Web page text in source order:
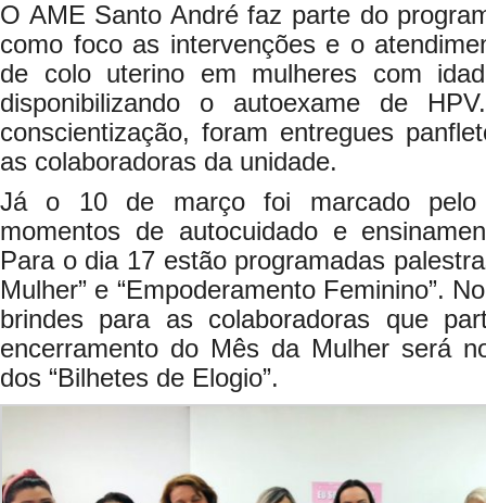
O AME Santo André faz parte do
como foco as intervenções e o
de colo uterino em mulheres com
disponibilizando o autoexame de
conscientização, foram entregues
as colaboradoras da unidade.
Já o 10 de março foi marcado pelo
momentos de autocuidado e
Para o dia 17 estão programadas
Mulher” e “Empoderamento Feminino”.
brindes para as colaboradoras que
encerramento do Mês da Mulher será
dos “Bilhetes de Elogio”.